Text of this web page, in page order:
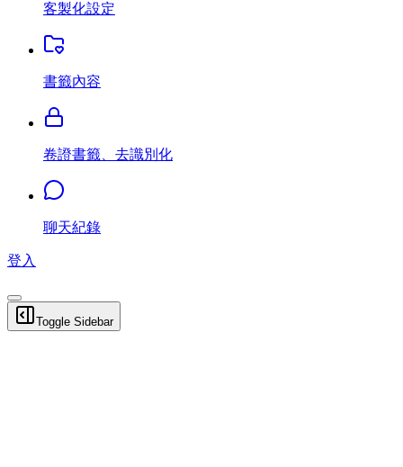
客製化設定
書籤內容
卷證書籤、去識別化
聊天紀錄
登入
Toggle Sidebar